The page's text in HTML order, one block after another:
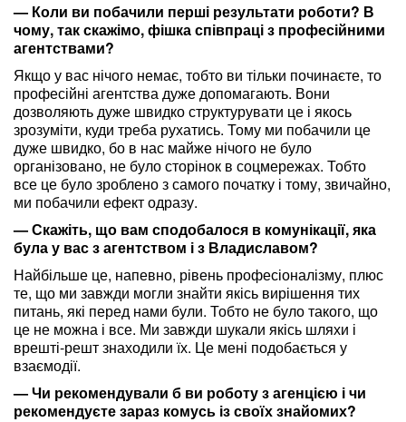
— Коли ви побачили перші результати роботи? В
чому, так скажімо, фішка співпраці з професійними
агентствами?
Якщо у вас нічого немає, тобто ви тільки починаєте, то
професійні агентства дуже допомагають. Вони
дозволяють дуже швидко структурувати це і якось
зрозуміти, куди треба рухатись. Тому ми побачили це
дуже швидко, бо в нас майже нічого не було
організовано, не було сторінок в соцмережах. Тобто
все це було зроблено з самого початку і тому, звичайно,
ми побачили ефект одразу.
— Скажіть, що вам сподобалося в комунікації, яка
була у вас з агентством і з Владиславом?
Найбільше це, напевно, рівень професіоналізму, плюс
те, що ми завжди могли знайти якісь вирішення тих
питань, які перед нами були. Тобто не було такого, що
це не можна і все. Ми завжди шукали якісь шляхи і
врешті-решт знаходили їх. Це мені подобається у
взаємодії.
— Чи рекомендували б ви роботу з агенцією і чи
рекомендуєте зараз комусь із своїх знайомих?